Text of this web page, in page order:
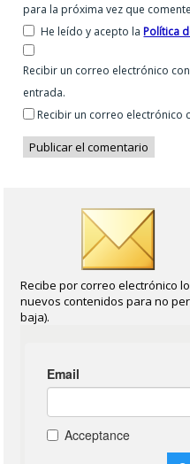
para la próxima vez que
He leído y acepto laPolítica
Recibir un correo electrónico
entrada.
Recibir un correo electrónico
Recibe por correo electrónico
nuevos contenidos para no
baja).